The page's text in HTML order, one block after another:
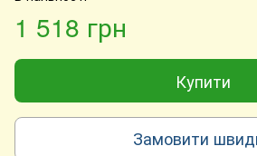
1 518 грн
Купити
Замовити